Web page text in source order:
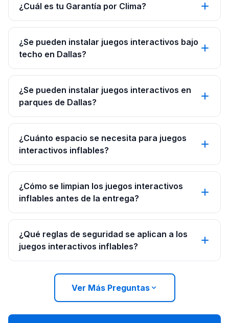
¿Cuál es tu Garantía por Clima?
¿Se pueden instalar juegos interactivos bajo
techo en Dallas?
¿Se pueden instalar juegos interactivos en
parques de Dallas?
¿Cuánto espacio se necesita para juegos
interactivos inflables?
¿Cómo se limpian los juegos interactivos
inflables antes de la entrega?
¿Qué reglas de seguridad se aplican a los
juegos interactivos inflables?
Ver Más Preguntas